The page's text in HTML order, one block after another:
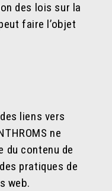
des lois sur la
faire l’objet
liens vers
ne
du contenu de
pratiques de
web.